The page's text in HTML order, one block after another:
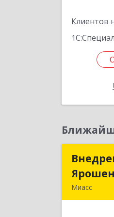
Клиентов
Миасс